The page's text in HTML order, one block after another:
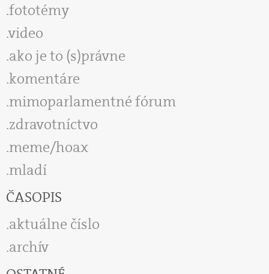
fototémy
video
ako je to (s)právne
komentáre
mimoparlamentné fórum
zdravotníctvo
meme/hoax
mladí
ČASOPIS
aktuálne číslo
archív